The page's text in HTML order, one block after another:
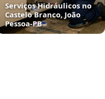
Serviços Hidráulicos no
Castelo Branco, João
Pessoa‑PB